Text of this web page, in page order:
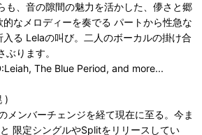
も、音の隙間の魅力を活かした、儚さと郷
なメロディーを奏でる パートから性急な
る Lelaの叫び。二人のボーカルの掛け合
ります。
The Blue Period, and more...
)
メンバーチェンジを経て現在に至る。今ま
限定シングルやSplitをリリースしてい